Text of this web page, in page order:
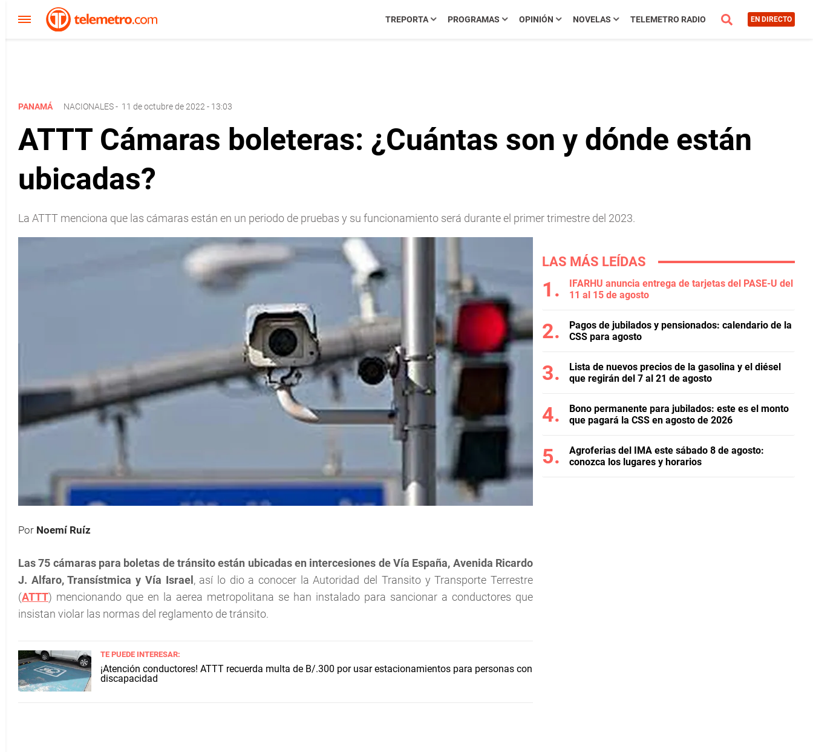
TREPORTA PROGRAMAS OPINIÓN NOVELAS TELEMETRO RADIO EN DIRECTO
PANAMÁ NACIONALES- 11 de octubre de 2022 - 13:03
ATTT Cámaras boleteras: ¿Cuántas son y dónde están
ubicadas?
La ATTT menciona que las cámaras están en un periodo de pruebas y su funcionamiento será durante el primer trimestre del 2023.
Por Noemí Ruíz
Las 75 cámaras para boletas de tránsito están ubicadas en intercesiones de Vía España, Avenida Ricardo
J. Alfaro, Transístmica y Vía Israel , así lo dio a conocer la Autoridad del Transito y Transporte Terrestre
(ATTT) mencionando que en la aerea metropolitana se han instalado para sancionar a conductores que
insistan violar las normas del reglamento de tránsito.
TE PUEDE INTERESAR:
¡Atención conductores! ATTT recuerda multa de B/.300 por usar estacionamientos para personas con
discapacidad
LAS MÁS LEÍDAS
IFARHU anuncia entrega de tarjetas del PASE-U del
11 al 15 de agosto
Pagos de jubilados y pensionados: calendario de la
CSS para agosto
Lista de nuevos precios de la gasolina y el diésel
que regirán del 7 al 21 de agosto
Bono permanente para jubilados: este es el monto
que pagará la CSS en agosto de 2026
Agroferias del IMA este sábado 8 de agosto:
conozca los lugares y horarios